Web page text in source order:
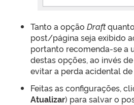
Tanto a opção Draft
post/página seja exibido
portanto recomenda-se a
destas opções, ao invés de
evitar a perda acidental
Feitas as configurações,
Atualizar) para salvar o